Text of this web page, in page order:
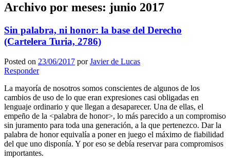
Archivo por meses: junio 2017
Sin palabra, ni honor: la base del Derecho
(Cartelera Turia, 2786)
Posted on 23/06/2017 porJavier de Lucas
Responder
La mayoría de nosotros somos conscientes de algunos de los
cambios de uso de lo que eran expresiones casi obligadas en
lenguaje ordinario y que llegan a desaparecer. Una de ellas, el
empeño de la <palabra de honor>, lo más parecido a un compromiso
sin juramento para toda una generación, a la que pertenezco. Dar la
palabra de honor equivalía a poner en juego el máximo de fiabilidad
del que uno disponía. Y por eso se debía reservar para compromisos
importantes.